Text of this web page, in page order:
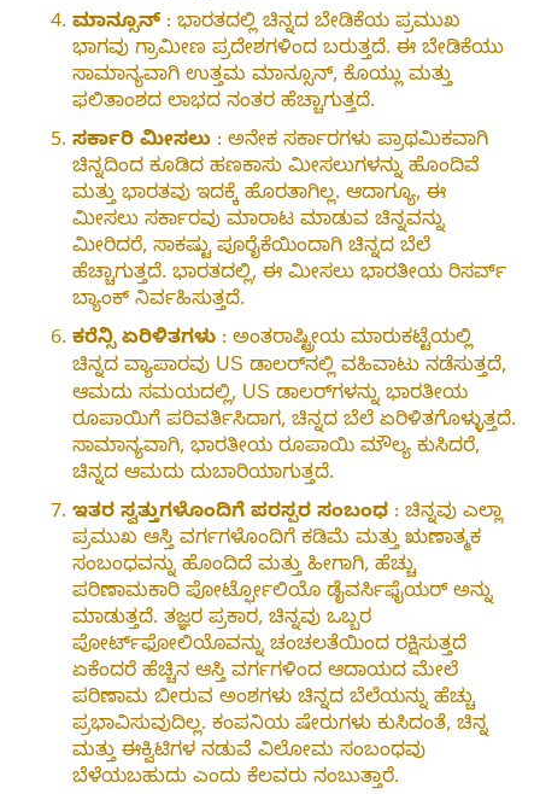
ಮಾನ್ಸೂನ್ : ಭಾರತದಲ್ಲಿ ಚಿನ್ನದ ಬೇಡಿಕೆಯ ಪ್ರಮುಖ
ಭಾಗವು ಗ್ರಾಮೀಣ ಪ್ರದೇಶಗಳಿಂದ ಬರುತ್ತದೆ. ಈ ಬೇಡಿಕೆಯು
ಸಾಮಾನ್ಯವಾಗಿ ಉತ್ತಮ ಮಾನ್ಸೂನ್, ಕೊಯ್ಲು ಮತ್ತು
ಫಲಿತಾಂಶದ ಲಾಭದ ನಂತರ ಹೆಚ್ಚಾಗುತ್ತದೆ.
ಸರ್ಕಾರಿ ಮೀಸಲು : ಅನೇಕ ಸರ್ಕಾರಗಳು ಪ್ರಾಥಮಿಕವಾಗಿ
ಚಿನ್ನದಿಂದ ಕೂಡಿದ ಹಣಕಾಸು ಮೀಸಲುಗಳನ್ನು ಹೊಂದಿವೆ
ಮತ್ತು ಭಾರತವು ಇದಕ್ಕೆ ಹೊರತಾಗಿಲ್ಲ. ಆದಾಗ್ಯೂ, ಈ
ಮೀಸಲು ಸರ್ಕಾರವು ಮಾರಾಟ ಮಾಡುವ ಚಿನ್ನವನ್ನು
ಮೀರಿದರೆ, ಸಾಕಷ್ಟು ಪೂರೈಕೆಯಿಂದಾಗಿ ಚಿನ್ನದ ಬೆಲೆ
ಹೆಚ್ಚಾಗುತ್ತದೆ. ಭಾರತದಲ್ಲಿ, ಈ ಮೀಸಲು ಭಾರತೀಯ ರಿಸರ್ವ್
ಬ್ಯಾಂಕ್ ನಿರ್ವಹಿಸುತ್ತದೆ.
ಕರೆನ್ಸಿ ಏರಿಳಿತಗಳು : ಅಂತರಾಷ್ಟ್ರೀಯ ಮಾರುಕಟ್ಟೆಯಲ್ಲಿ
ಚಿನ್ನದ ವ್ಯಾಪಾರವು US ಡಾಲರ್‌ನಲ್ಲಿ ವಹಿವಾಟು ನಡೆಸುತ್ತದೆ,
ಆಮದು ಸಮಯದಲ್ಲಿ, US ಡಾಲರ್‌ಗಳನ್ನು ಭಾರತೀಯ
ರೂಪಾಯಿಗೆ ಪರಿವರ್ತಿಸಿದಾಗ, ಚಿನ್ನದ ಬೆಲೆ ಏರಿಳಿತಗೊಳ್ಳುತ್ತದೆ.
ಸಾಮಾನ್ಯವಾಗಿ, ಭಾರತೀಯ ರೂಪಾಯಿ ಮೌಲ್ಯ ಕುಸಿದರೆ,
ಚಿನ್ನದ ಆಮದು ದುಬಾರಿಯಾಗುತ್ತದೆ.
ಇತರ ಸ್ವತ್ತುಗಳೊಂದಿಗೆ ಪರಸ್ಪರ ಸಂಬಂಧ : ಚಿನ್ನವು ಎಲ್ಲಾ
ಪ್ರಮುಖ ಆಸ್ತಿ ವರ್ಗಗಳೊಂದಿಗೆ ಕಡಿಮೆ ಮತ್ತು ಋಣಾತ್ಮಕ
ಸಂಬಂಧವನ್ನು ಹೊಂದಿದೆ ಮತ್ತು ಹೀಗಾಗಿ, ಹೆಚ್ಚು
ಪರಿಣಾಮಕಾರಿ ಪೋರ್ಟ್ಫೋಲಿಯೊ ಡೈವರ್ಸಿಫೈಯರ್ ಅನ್ನು
ಮಾಡುತ್ತದೆ. ತಜ್ಞರ ಪ್ರಕಾರ, ಚಿನ್ನವು ಒಬ್ಬರ
ಪೋರ್ಟ್‌ಫೋಲಿಯೊವನ್ನು ಚಂಚಲತೆಯಿಂದ ರಕ್ಷಿಸುತ್ತದೆ
ಏಕೆಂದರೆ ಹೆಚ್ಚಿನ ಆಸ್ತಿ ವರ್ಗಗಳಿಂದ ಆದಾಯದ ಮೇಲೆ
ಪರಿಣಾಮ ಬೀರುವ ಅಂಶಗಳು ಚಿನ್ನದ ಬೆಲೆಯನ್ನು ಹೆಚ್ಚು
ಪ್ರಭಾವಿಸುವುದಿಲ್ಲ. ಕಂಪನಿಯ ಷೇರುಗಳು ಕುಸಿದಂತೆ, ಚಿನ್ನ
ಮತ್ತು ಈಕ್ವಿಟಿಗಳ ನಡುವೆ ವಿಲೋಮ ಸಂಬಂಧವು
ಬೆಳೆಯಬಹುದು ಎಂದು ಕೆಲವರು ನಂಬುತ್ತಾರೆ.